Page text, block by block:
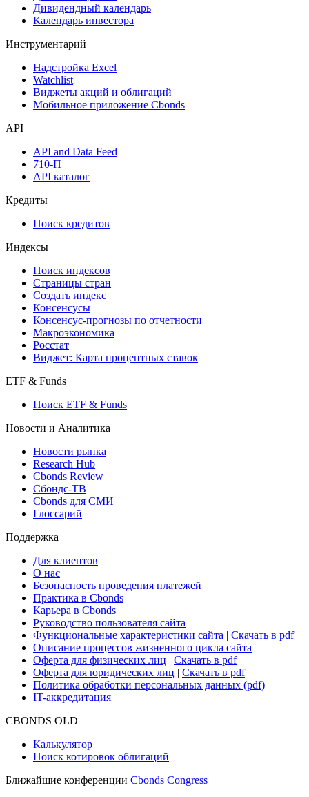
Дивидендный календарь
Календарь инвестора
Инструментарий
Надстройка Excel
Watchlist
Виджеты акций и облигаций
Мобильное приложение Cbonds
API
API and Data Feed
710-П
API каталог
Кредиты
Поиск кредитов
Индексы
Поиск индексов
Страницы стран
Создать индекс
Консенсусы
Консенсус-прогнозы по отчетности
Макроэкономика
Росстат
Виджет: Карта процентных ставок
ETF & Funds
Поиск ETF & Funds
Новости и Аналитика
Новости рынка
Research Hub
Cbonds Review
Сбондс-ТВ
Cbonds для СМИ
Глоссарий
Поддержка
Для клиентов
О нас
Безопасность проведения платежей
Практика в Cbonds
Карьера в Cbonds
Руководство пользователя сайта
Функциональные характеристики сайта | Скачать в pdf
Описание процессов жизненного цикла сайта
Оферта для физических лиц | Скачать в pdf
Оферта для юридических лиц | Скачать в pdf
Политика обработки персональных данных (pdf)
IT-аккредитация
CBONDS OLD
Калькулятор
Поиск котировок облигаций
Ближайшие конференции Cbonds Congress